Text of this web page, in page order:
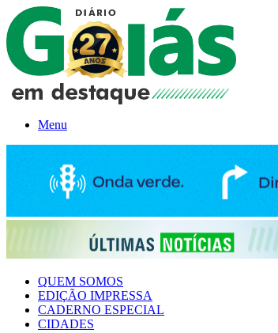
Menu
QUEM SOMOS
EDIÇÃO IMPRESSA
CADERNO ESPECIAL
CIDADES